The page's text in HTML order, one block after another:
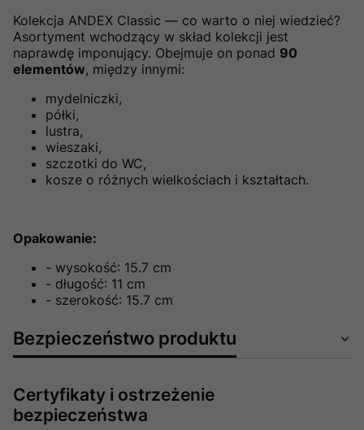
Kolekcja ANDEX Classic — co warto o niej wiedzieć?
Asortyment wchodzący w skład kolekcji jest
naprawdę imponujący. Obejmuje on ponad 90
elementów, między innymi:
mydelniczki,
półki,
lustra,
wieszaki,
szczotki do WC,
kosze o różnych wielkościach i kształtach.
Opakowanie:
- wysokość: 15.7 cm
- długość: 11 cm
- szerokość: 15.7 cm
Bezpieczeństwo produktu
Certyfikaty i ostrzeżenie
bezpieczeństwa